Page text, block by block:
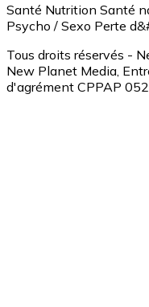
Santé Nutrition Santé
Psycho / Sexo Perte
Tous droits réservés -
New Planet Media,
d'agrément CPPAP